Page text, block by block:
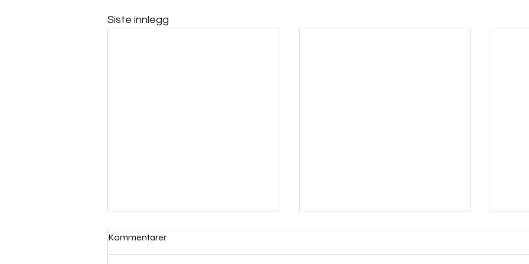
Siste innlegg
Kommentarer